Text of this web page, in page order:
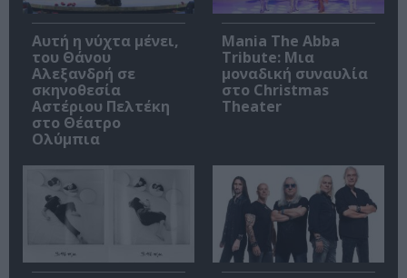
Αυτή η νύχτα μένει,
του Θάνου
Αλεξανδρή σε
σκηνοθεσία
Αστέριου Πελτέκη
στο Θέατρο
Ολύμπια
Mania The Abba
Tribute: Μια
μοναδική συναυλία
στο Christmas
Theater